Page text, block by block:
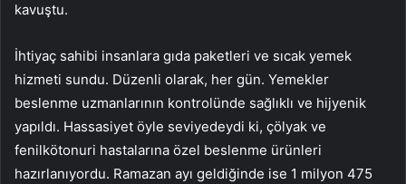
kavuştu.
İhtiyaç sahibi insanlara gıda paketleri ve sıcak yemek
hizmeti sundu. Düzenli olarak, her gün. Yemekler
beslenme uzmanlarının kontrolünde sağlıklı ve hijyenik
yapıldı. Hassasiyet öyle seviyedeydi ki, çölyak ve
fenilkötonuri hastalarına özel beslenme ürünleri
hazırlanıyordu. Ramazan ayı geldiğinde ise 1 milyon 475